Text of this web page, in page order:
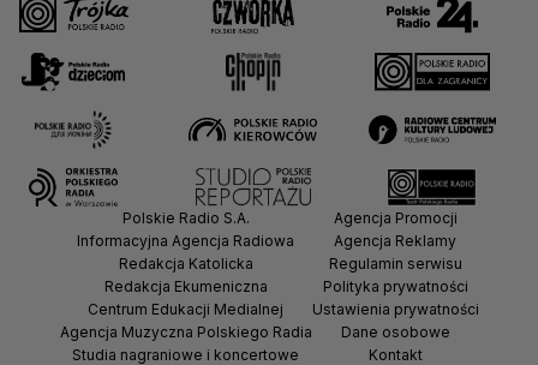
Polskie Radio S.A.
Informacyjna Agencja Radiowa
Redakcja Katolicka
Redakcja Ekumeniczna
Centrum Edukacji Medialnej
Agencja Muzyczna Polskiego Radia
Studia nagraniowe i koncertowe
Agencja Promocji
Agencja Reklamy
Regulamin serwisu
Polityka prywatności
Ustawienia prywatności
Dane osobowe
Kontakt